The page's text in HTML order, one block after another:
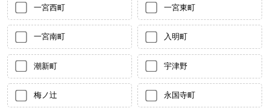
一宮西町 一宮東町
一宮南町 入明町
潮新町 宇津野
梅ノ辻 永国寺町